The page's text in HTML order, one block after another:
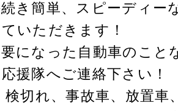
き簡単、スピーディー
ていただきます！
になった自動車のこと
応援隊へご連絡下さい！
切れ、事故車、放置車